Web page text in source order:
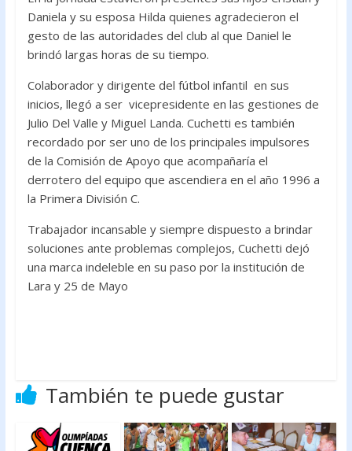
Daniela y su esposa Hilda quienes agradecieron el
gesto de las autoridades del club al que Daniel le
brindó largas horas de su tiempo.
Colaborador y dirigente del fútbol infantil en sus
inicios, llegó a ser vicepresidente en las gestiones de
Julio Del Valle y Miguel Landa. Cuchetti es también
recordado por ser uno de los principales impulsores
de la Comisión de Apoyo que acompañaría el
derrotero del equipo que ascendiera en el año 1996 a
la Primera División C.
Trabajador incansable y siempre dispuesto a brindar
soluciones ante problemas complejos, Cuchetti dejó
una marca indeleble en su paso por la institución de
Lara y 25 de Mayo
También te puede gustar